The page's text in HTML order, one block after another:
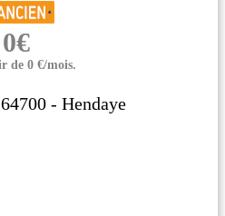
0€
de 0 €/mois.
64700 - Hendaye